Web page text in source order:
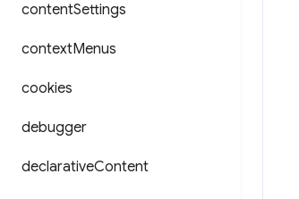
contentSettings
contextMenus
cookies
debugger
declarativeContent